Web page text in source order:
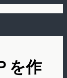
を作